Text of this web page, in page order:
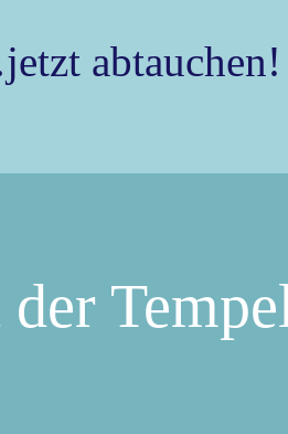
abtauchen!